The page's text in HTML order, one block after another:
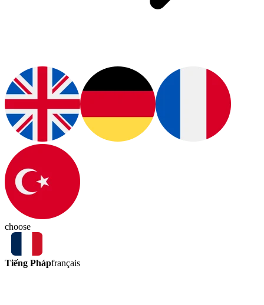
choose
Tiếng Phápfrançais